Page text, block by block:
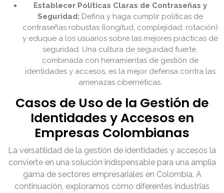
Establecer Políticas Claras de Contraseñas y
Seguridad: Defina y haga cumplir políticas de
contraseñas robustas (longitud, complejidad, rotación)
y eduque a los usuarios sobre las mejores prácticas de
seguridad. Una cultura de seguridad fuerte,
combinada con herramientas de gestión de
identidades y accesos, es la mejor defensa contra las
amenazas cibernéticas.
Casos de Uso de la Gestión de
Identidades y Accesos en
Empresas Colombianas
La versatilidad de la gestión de identidades y accesos la
convierte en una solución indispensable para una amplia
gama de sectores empresariales en Colombia. A
continuación, exploramos cómo diferentes industrias